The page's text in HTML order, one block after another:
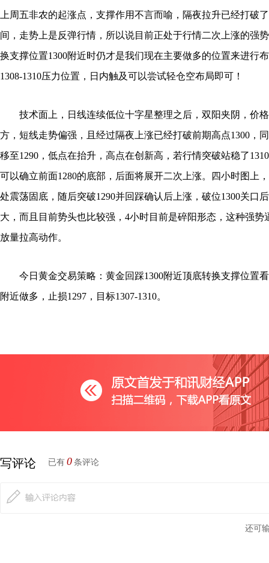
上周五非农的起涨点，支撑作用不言而喻，隔夜拉升已经打破
间，走势上是反弹行情，所以说目前正处于行情二次上涨的强
换支撑位置1300附近时仍才是我们现在主要做多的位置来进行
1308-1310压力位置，日内触及可以尝试轻仓空布局即可！
技术面上，日线连续低位十字星整理之后，双阳夹阴，价格
方，短线走势偏强，且经过隔夜上涨已经打破前期高点1300，
移至1290，低点在抬升，高点在创新高，若行情突破站稳了
可以确立前面1280的底部，后面将展开二次上涨。四小时图上
处震荡固底，随后突破1290并回踩确认后上涨，破位1300关口
大，而且目前势头也比较强，4小时目前是碎阳形态，这种强势
放量拉高动作。
今日黄金交易策略：黄金回踩1300附近顶底转换支撑位置看
附近做多，止损1297，目标1307-1310。
写评论 已有 0 条评论
还可